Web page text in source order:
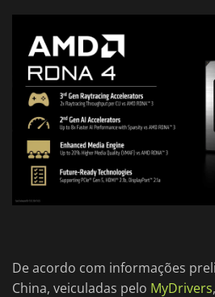
De acordo com informações
China, veiculadas pelo MyDrivers